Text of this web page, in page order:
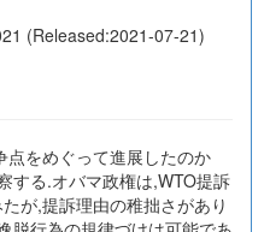
(Released:2021-07-21)
をめぐって進展したのか
する.オバマ政権は,WTO提訴
が,提訴理由の稚拙さがあり